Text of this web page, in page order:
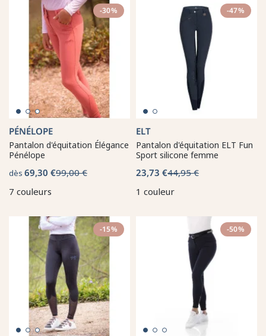
-30%
PÉNÉLOPE
Pantalon d'équitation Élégance
Pénélope
dès 69,30 €99,00 €
7 couleurs
-47%
ELT
Pantalon d'équitation ELT Fun
Sport silicone femme
23,73 €44,95 €
1 couleur
-15% -50%